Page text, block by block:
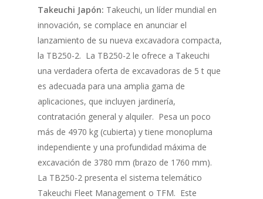
Takeuchi Japón: Takeuchi, un líder mundial en
innovación, se complace en anunciar el
lanzamiento de su nueva excavadora compacta,
la TB250-2. La TB250-2 le ofrece a Takeuchi
una verdadera oferta de excavadoras de 5 t que
es adecuada para una amplia gama de
aplicaciones, que incluyen jardinería,
contratación general y alquiler. Pesa un poco
más de 4970 kg (cubierta) y tiene monopluma
independiente y una profundidad máxima de
excavación de 3780 mm (brazo de 1760 mm).
La TB250-2 presenta el sistema telemático
Takeuchi Fleet Management o TFM. Este